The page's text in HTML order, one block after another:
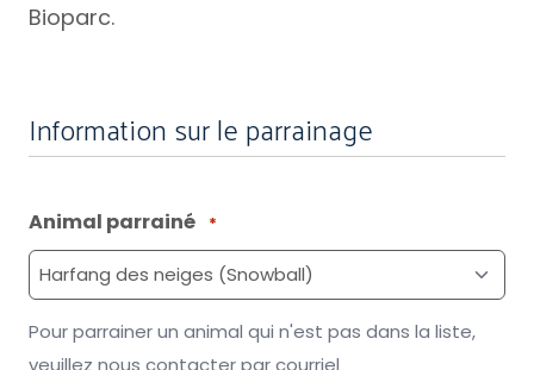
Bioparc.
Information sur le parrainage
Animal parrainé *
Pour parrainer un animal qui n'est pas dans la liste,
veuillez nous contacter par courriel